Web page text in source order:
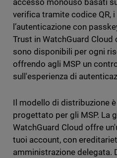
accesso monouso basati
verifica tramite codice QR,
l’autenticazione con
Trust in WatchGuard
sono disponibili per ogni
offrendo agli MSP un
sull'esperienza di
Il modello di distribuzione
progettato per gli MSP. La
WatchGuard Cloud offre
tuoi account, con
amministrazione delegata.